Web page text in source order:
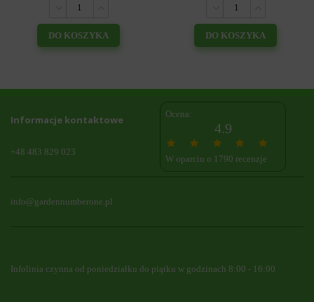
DO KOSZYKA DO KOSZYKA
Informacje kontaktowe
+48 483 829 023
Ocena:
4.9
W oparciu o 1790 recenzje
info@gardennumberone.pl
Infolinia czynna od poniedziałku do piątku w godzinach 8:00 - 16:00